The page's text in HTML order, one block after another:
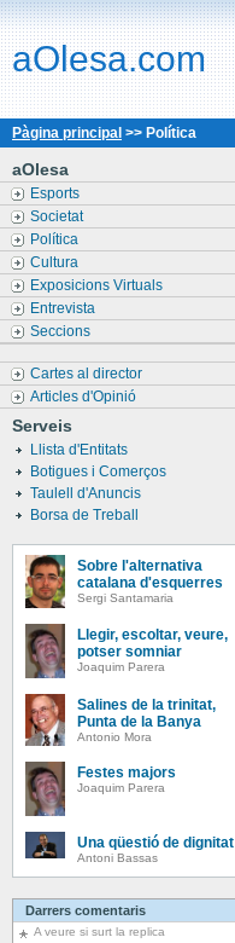
aOlesa.com
Pàgina principal >> Política
aOlesa
Esports
Societat
Política
Cultura
Exposicions Virtuals
Entrevista
Seccions
Cartes al director
Articles d'Opinió
Serveis
Llista d'Entitats
Botigues i Comerços
Taulell d'Anuncis
Borsa de Treball
Sobre l'alternativa
catalana d'esquerres
Sergi Santamaria
Llegir, escoltar, veure,
potser somniar
Joaquim Parera
Salines de la trinitat,
Punta de la Banya
Antonio Mora
Festes majors
Joaquim Parera
Una qüestió de dignitat
Antoni Bassas
Darrers comentaris
A veure si surt la replica